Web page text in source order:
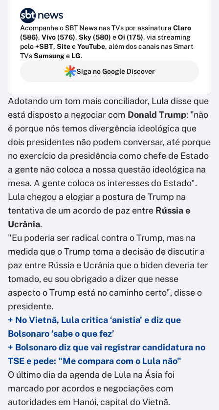
Acompanhe o SBT News nas TVs por assinatura Claro
(586), Vivo (576), Sky (580) eOi (175), via streaming
pelo+SBT, SiteeYouTube, além dos canais nas Smart
TVsSamsunge LG.
Siga no Google Discover
Adotando um tom mais conciliador, Lula disse que
está disposto a negociar com Donald Trump: "não
é porque nós temos divergência ideológica que
dois presidentes não podem conversar, até porque
no exercício da presidência como chefe de Estado
a gente não coloca a nossa questão ideológica na
mesa. A gente coloca os interesses do Estado".
Lula chegou a elogiar a postura de Trump na
tentativa de um acordo de paz entre Rússia e
Ucrânia.
"Eu poderia ser radical contra o Trump, mas na
medida que o Trump toma a decisão de discutir a
paz entre Rússia e Ucrânia que o biden deveria ter
tomado, eu sou obrigado a dizer que nesse
aspecto o Trump está no caminho certo", disse o
presidente.
+ No Vietnã, Lula critica ‘anistia’ e diz que
Bolsonaro ‘sabe o que fez’
+ Bolsonaro diz que vai registrar candidatura no
TSE e pede: "Me compara com o Lula não"
O último dia da agenda de Lula na Ásia foi
marcado por acordos e negociações com
autoridades em Hanói, capital do Vietnã.